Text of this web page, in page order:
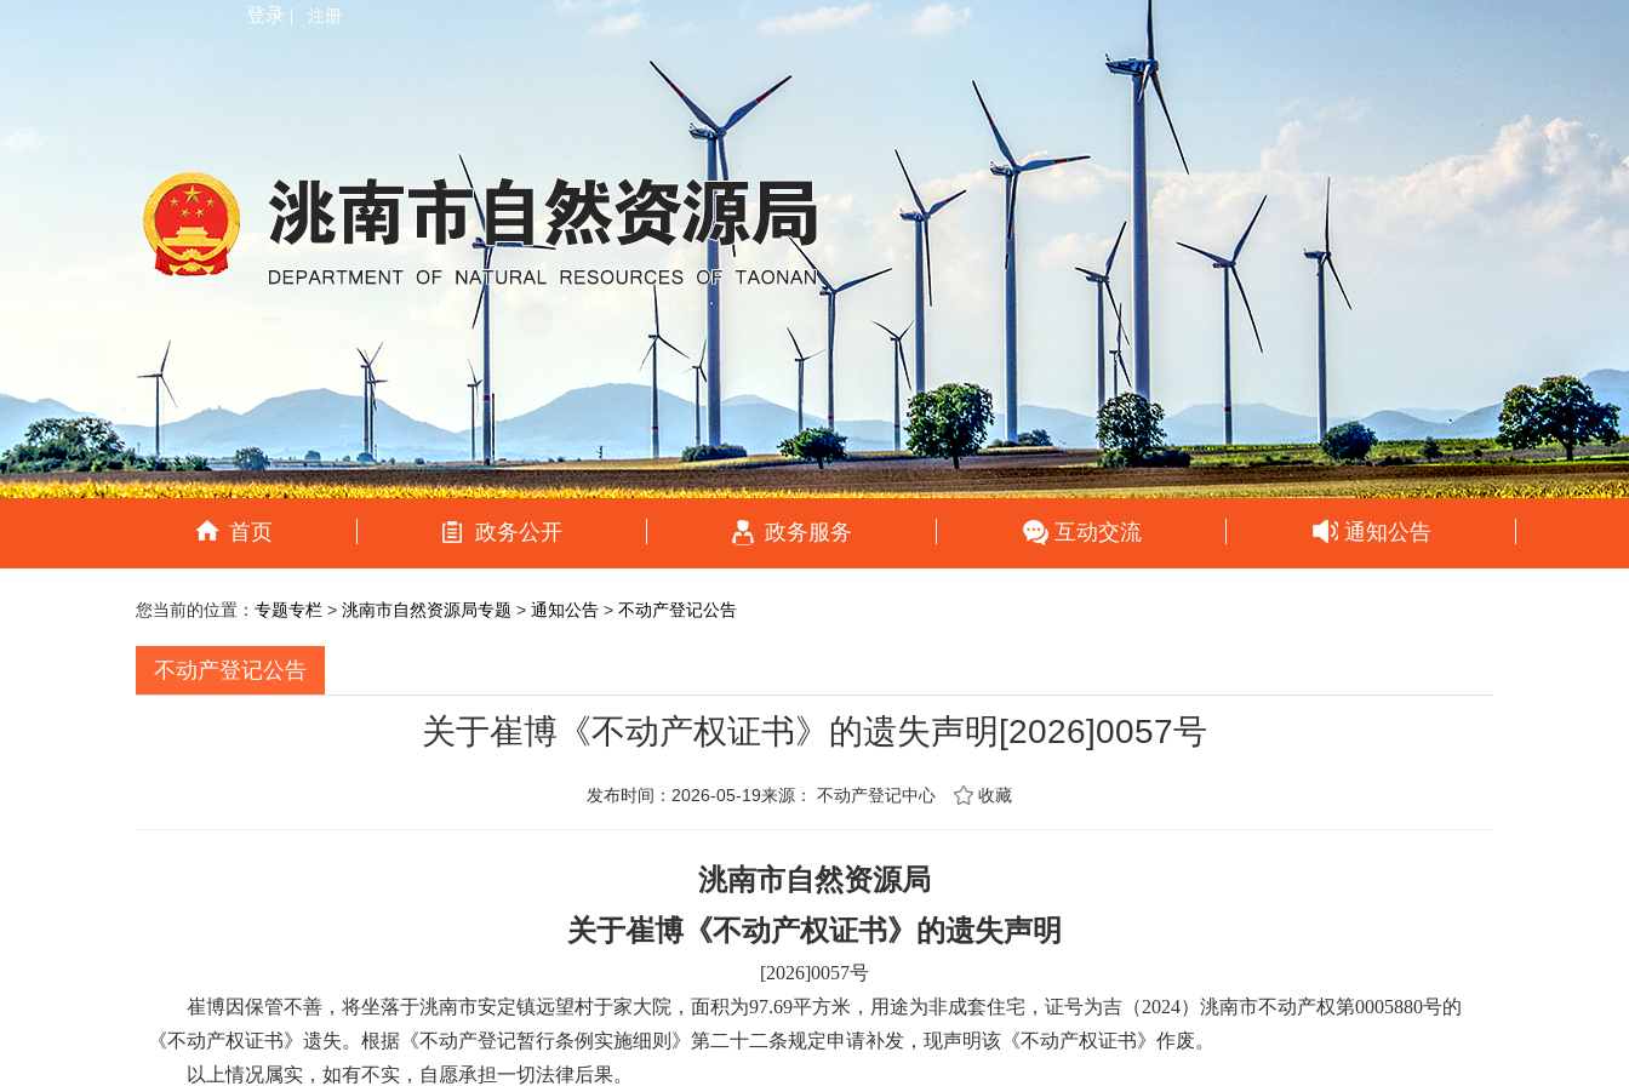
登录 | 注册
首页 政务公开 政务服务 互动交流 通知公告
您当前的位置： 专题专栏 > 洮南市自然资源局专题 > 通知公告 > 不动产登记公告
不动产登记公告
关于崔博《不动产权证书》的遗失声明[2026]0057号
发布时间：2026-05-19来源： 不动产登记中心 收藏
洮南市自然资源局
关于崔博《不动产权证书》的遗失声明
[2026]0057号
崔博因保管不善，将坐落于洮南市安定镇远望村于家大院，面积为97.69平方米，用途为非成套住宅，证号为吉（2024）洮南市不动产权第0005880号的
《不动产权证书》遗失。根据《不动产登记暂行条例实施细则》 第二十二条规定申请补发，现声明该《不动产权证书》作废。
以上情况属实，如有不实， 自愿承担一切法律后果。